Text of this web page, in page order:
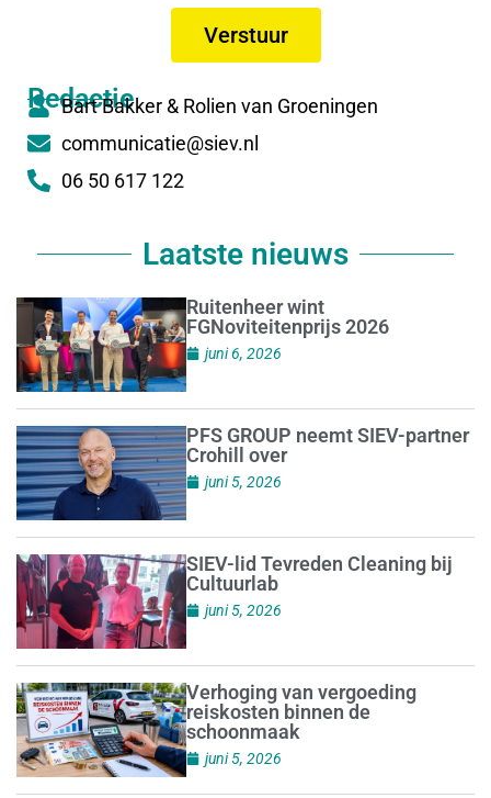
Verstuur
Redactie
Bart Bakker & Rolien van Groeningen
communicatie@siev.nl
06 50 617 122
Laatste nieuws
Ruitenheer wint
FGNoviteitenprijs 2026
juni 6, 2026
PFS GROUP neemt SIEV-partner
Crohill over
juni 5, 2026
SIEV-lid Tevreden Cleaning bij
Cultuurlab
juni 5, 2026
Verhoging van vergoeding
reiskosten binnen de
schoonmaak
juni 5, 2026